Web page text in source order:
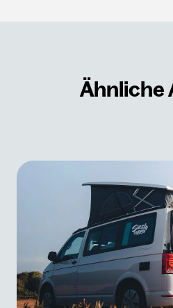
Ähnliche